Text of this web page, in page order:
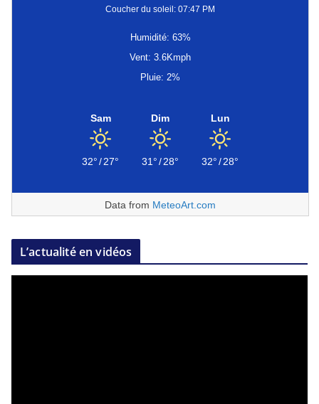
Coucher du soleil: 07:47 PM
Humidité: 63%
Vent: 3.6Kmph
Pluie: 2%
Sam
32°/27°
Dim
31°/28°
Lun
32°/28°
Data from MeteoArt.com
L’actualité en vidéos